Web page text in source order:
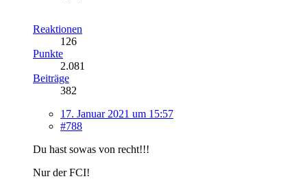
Reaktionen
126
Punkte
2.081
Beiträge
382
17. Januar 2021 um 15:57
#788
Du hast sowas von recht!!!
Nur der FCI!